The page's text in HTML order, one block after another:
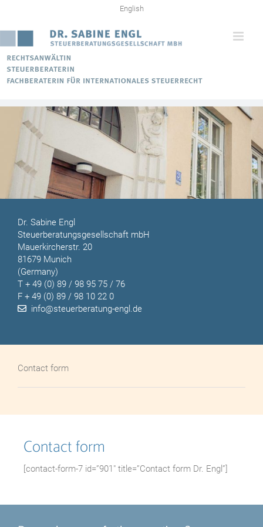
content
English
Dr. Sabine Engl
Steuerberatungsgesellschaft mbH
Mauerkircherstr. 20
81679 Munich
(Germany)
T + 49 (0) 89 / 98 95 75 / 76
F + 49 (0) 89 / 98 10 22 0
info@steuerberatung-engl.de
Contact form
Contact form
[contact-form-7 id=”901″ title=”Contact form Dr. Engl”]